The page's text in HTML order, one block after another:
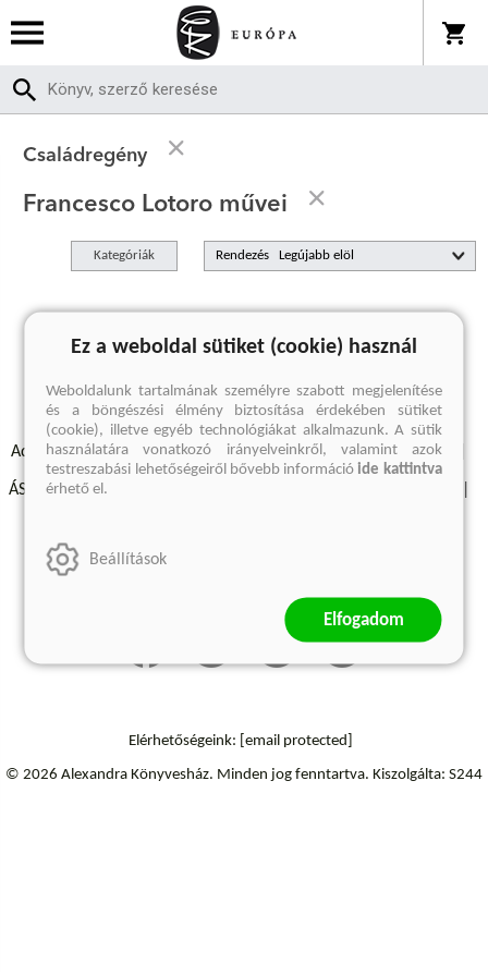
Családregény
Francesco Lotoro művei
Kategóriák Rendezés
A keresett kifejezésre nincs találat
Adatvédelmi szabályzatok Elállási felmondási nyilatkozat
ÁSZF - Vásárlási feltételek
Szállítási információk
Elérhetőségeink: [email protected]
© 2026 Alexandra Könyvesház. Minden jog fenntartva. Kiszolgálta: S244
Ez a weboldal sütiket (cookie) használ
Weboldalunk tartalmának személyre szabott megjelenítése
és a böngészési élmény biztosítása érdekében sütiket
(cookie), illetve egyéb technológiákat alkalmazunk. A sütik
használatára vonatkozó irányelveinkről, valamint azok
testreszabási lehetőségeiről bővebb információide kattintva
érhető el.
Beállítások
Elfogadom